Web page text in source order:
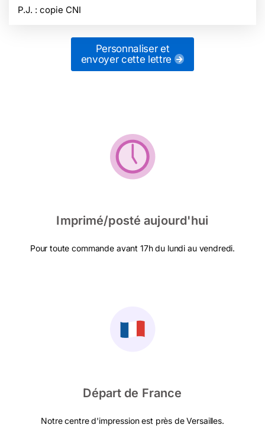
P.J. : copie CNI
Personnaliser et
envoyer cette lettre
Imprimé/posté aujourd'hui
Pour toute commande avant 17h du lundi au vendredi.
Départ de France
Notre centre d'impression est près de Versailles.